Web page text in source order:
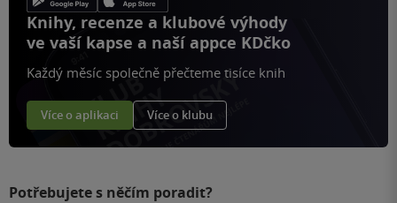
Knihy, recenze a klubové výhody
ve vaší kapse a naší appce KDčko
Každý měsíc společně přečteme tisíce knih
Více o aplikaci Více o klubu
Potřebujete s něčím poradit?